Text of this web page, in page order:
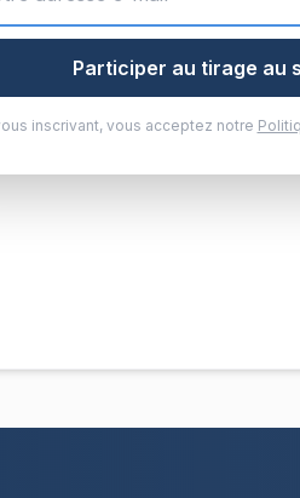
Participer au tirage au
inscrivant, vous acceptez notre